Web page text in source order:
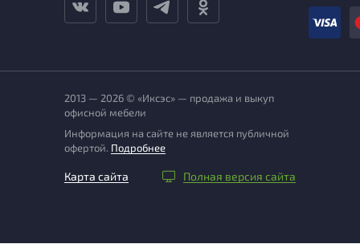
2013 — 2026 © «Иксэс» — продажа и выкуп
офисной мебели
Информация на сайте не является публичной
офертой. Подробнее
Карта сайта Полная версия сайта